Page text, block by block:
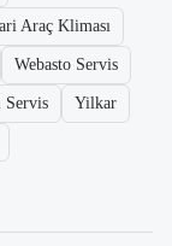
Araç Kliması
Webasto Servis
Yilkar